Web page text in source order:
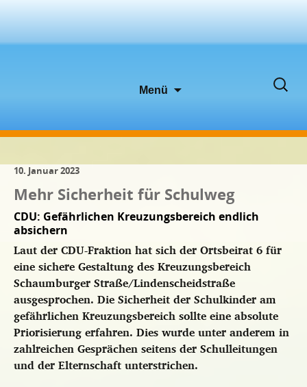
Menü
Suchen
10. Januar 2023
Mehr Sicherheit für Schulweg
CDU: Gefährlichen Kreuzungsbereich endlich
absichern
Laut der CDU-Fraktion hat sich der Ortsbeirat 6 für
eine sichere Gestaltung des Kreuzungsbereich
Schaumburger Straße/Lindenscheidstraße
ausgesprochen. Die Sicherheit der Schulkinder am
gefährlichen Kreuzungsbereich sollte eine absolute
Priorisierung erfahren. Dies wurde unter anderem in
zahlreichen Gesprächen seitens der Schulleitungen
und der Elternschaft unterstrichen.